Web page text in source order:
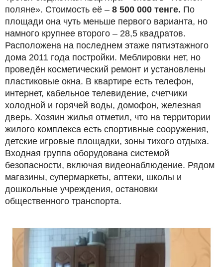
поляне». Стоимость её – 8 500 000 тенге. По
площади она чуть меньше первого варианта, но
намного крупнее второго – 28,5 квадратов.
Расположена на последнем этаже пятиэтажного
дома 2011 года постройки. Меблировки нет, но
проведён косметический ремонт и установлены
пластиковые окна. В квартире есть телефон,
интернет, кабельное телевидение, счетчики
холодной и горячей воды, домофон, железная
дверь. Хозяин жилья отметил, что на территории
жилого комплекса есть спортивные сооружения,
детские игровые площадки, зоны тихого отдыха.
Входная группа оборудована системой
безопасности, включая видеонаблюдение. Рядом
магазины, супермаркеты, аптеки, школы и
дошкольные учреждения, остановки
общественного транспорта.